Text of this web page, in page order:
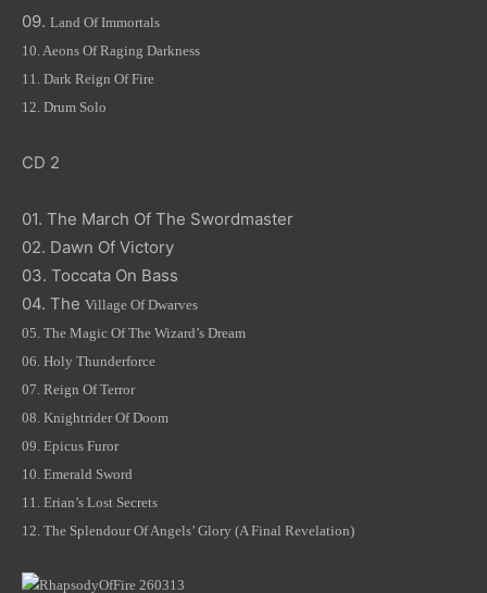
09. Land OfImmortals
10. Aeons Of Raging Darkness
11. Dark Reign Of Fire
12. Drum Solo
CD 2
01. The March Of The Swordmaster
02. Dawn Of Victory
03. Toccata On Bass
04. The Village OfDwarves
05. The Magic Of The Wizard’s Dream
06. Holy Thunderforce
07. Reign Of Terror
08. Knightrider Of Doom
09. Epicus Furor
10. Emerald Sword
11. Erian’s Lost Secrets
12. The Splendour Of Angels’ Glory (A Final Revelation)